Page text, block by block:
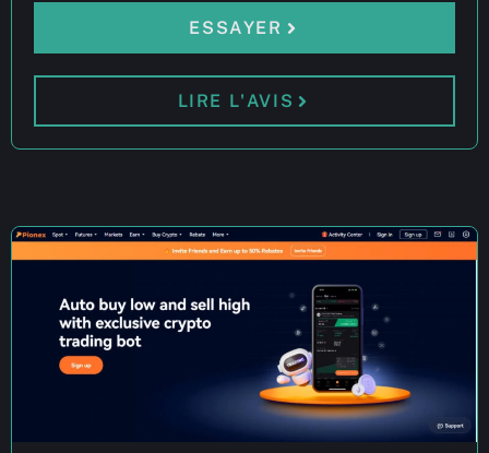
ESSAYER
LIRE L'AVIS